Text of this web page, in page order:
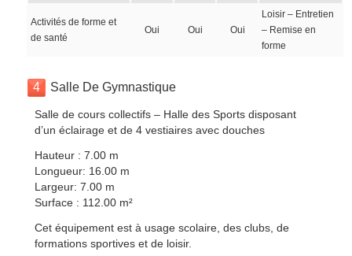
Activités de forme et
de santé
Oui Oui Oui
Loisir – Entretien
– Remise en
forme
4 Salle De Gymnastique
Salle de cours collectifs – Halle des Sports disposant
d’un éclairage et de 4 vestiaires avec douches
Hauteur : 7.00 m
Longueur: 16.00 m
Largeur: 7.00 m
Surface : 112.00 m²
Cet équipement est à usage scolaire, des clubs, de
formations sportives et de loisir.